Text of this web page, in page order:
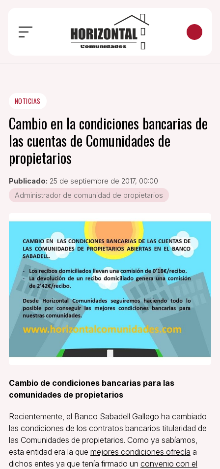
NOTICIAS
Cambio en la condiciones bancarias de
las cuentas de Comunidades de
propietarios
Publicado: 25 de septiembre de 2017, 00:00
Administrador de comunidad de propietarios
Cambio de condiciones bancarias para las
comunidades de propietarios
Recientemente, el Banco Sabadell Gallego ha cambiado
las condiciones de los contratos bancarios titularidad de
las Comunidades de propietarios. Como ya sabíamos,
esta entidad era la que mejores condiciones ofrecía a
dichos entes ya que tenía firmado un convenio con el